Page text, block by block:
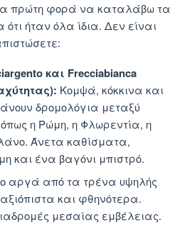
πρώτη φορά να καταλάβω τα
ότι ήταν όλα ίδια. Δεν είναι
και Frecciabianca
Κομψά, κόκκινα και
δρομολόγια μεταξύ
η Ρώμη, η Φλωρεντία, η
Άνετα καθίσματα,
και ένα βαγόνι μπιστρό.
αργά από τα τρένα υψηλής
και φθηνότερα.
μεσαίας εμβέλειας.